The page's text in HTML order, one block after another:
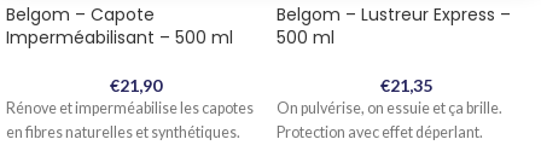
Belgom – Capote
Imperméabilisant – 500 ml
€21,90
Rénove et imperméabilise les capotes
en fibres naturelles et synthétiques.
Belgom – Lustreur Express –
500 ml
€21,35
On pulvérise, on essuie et ça brille.
Protection avec effet déperlant.